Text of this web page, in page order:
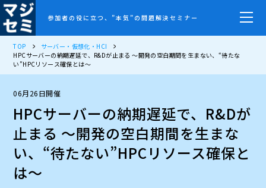
参加者の役に立つ、”本気”の問題解決セミナー
TOP
サーバー・仮想化・HCI
HPCサーバーの納期遅延で、R&Dが止まる ～開発の空白期間を生まない、“待たな
い”HPCリソース確保とは～
06月26日開催
HPCサーバーの納期遅延で、R&Dが
止まる ～開発の空白期間を生まな
い、“待たない”HPCリソース確保と
は～